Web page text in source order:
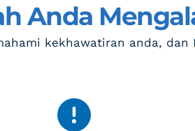
Anda
kekhawatiran anda, dan